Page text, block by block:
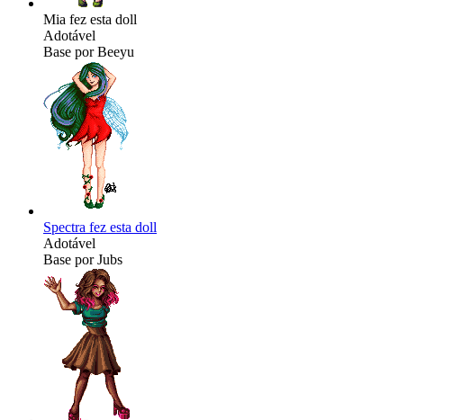
Mia fez esta doll
Adotável
Base por Beeyu
Spectra fez esta doll
Adotável
Base por Jubs